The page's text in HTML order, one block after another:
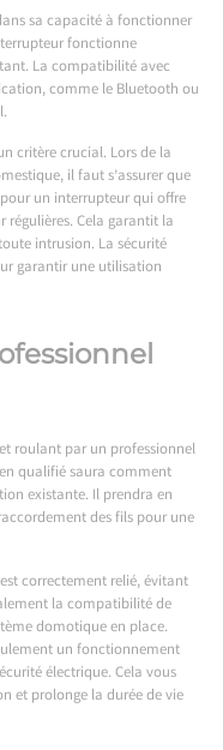
sa capacité à fonctionner
fonctionne
La compatibilité avec
comme le Bluetooth ou
critère crucial. Lors de la
il faut s’assurer que
pour un interrupteur qui offre
régulières. Cela garantit la
intrusion. La sécurité
garantir une utilisation
roulant par un professionnel
qualifié saura comment
existante. Il prendra en
des fils pour une
correctement relié, évitant
la compatibilité de
domotique en place.
un fonctionnement
électrique. Cela vous
et prolonge la durée de vie